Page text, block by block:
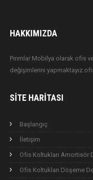
HAKKIMIZDA
Pırımlar Mobilya olarak ofis
değişimlerini
SITE HARITASI
Başlangıç
İletişim
Ofis Koltukları Amortisör
Ofis Koltukları Döşeme